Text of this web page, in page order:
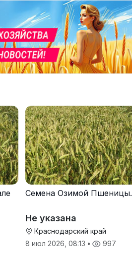
Семена Озимой Пшеницы.
Не указана
Краснодарский край
8 июл 2026, 08:13 • 997